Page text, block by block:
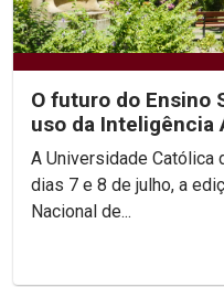
O futuro do Ensino
uso da
acadêmico...
A Universidade Católica
dias 7 e 8 de julho, a
Nacional de...